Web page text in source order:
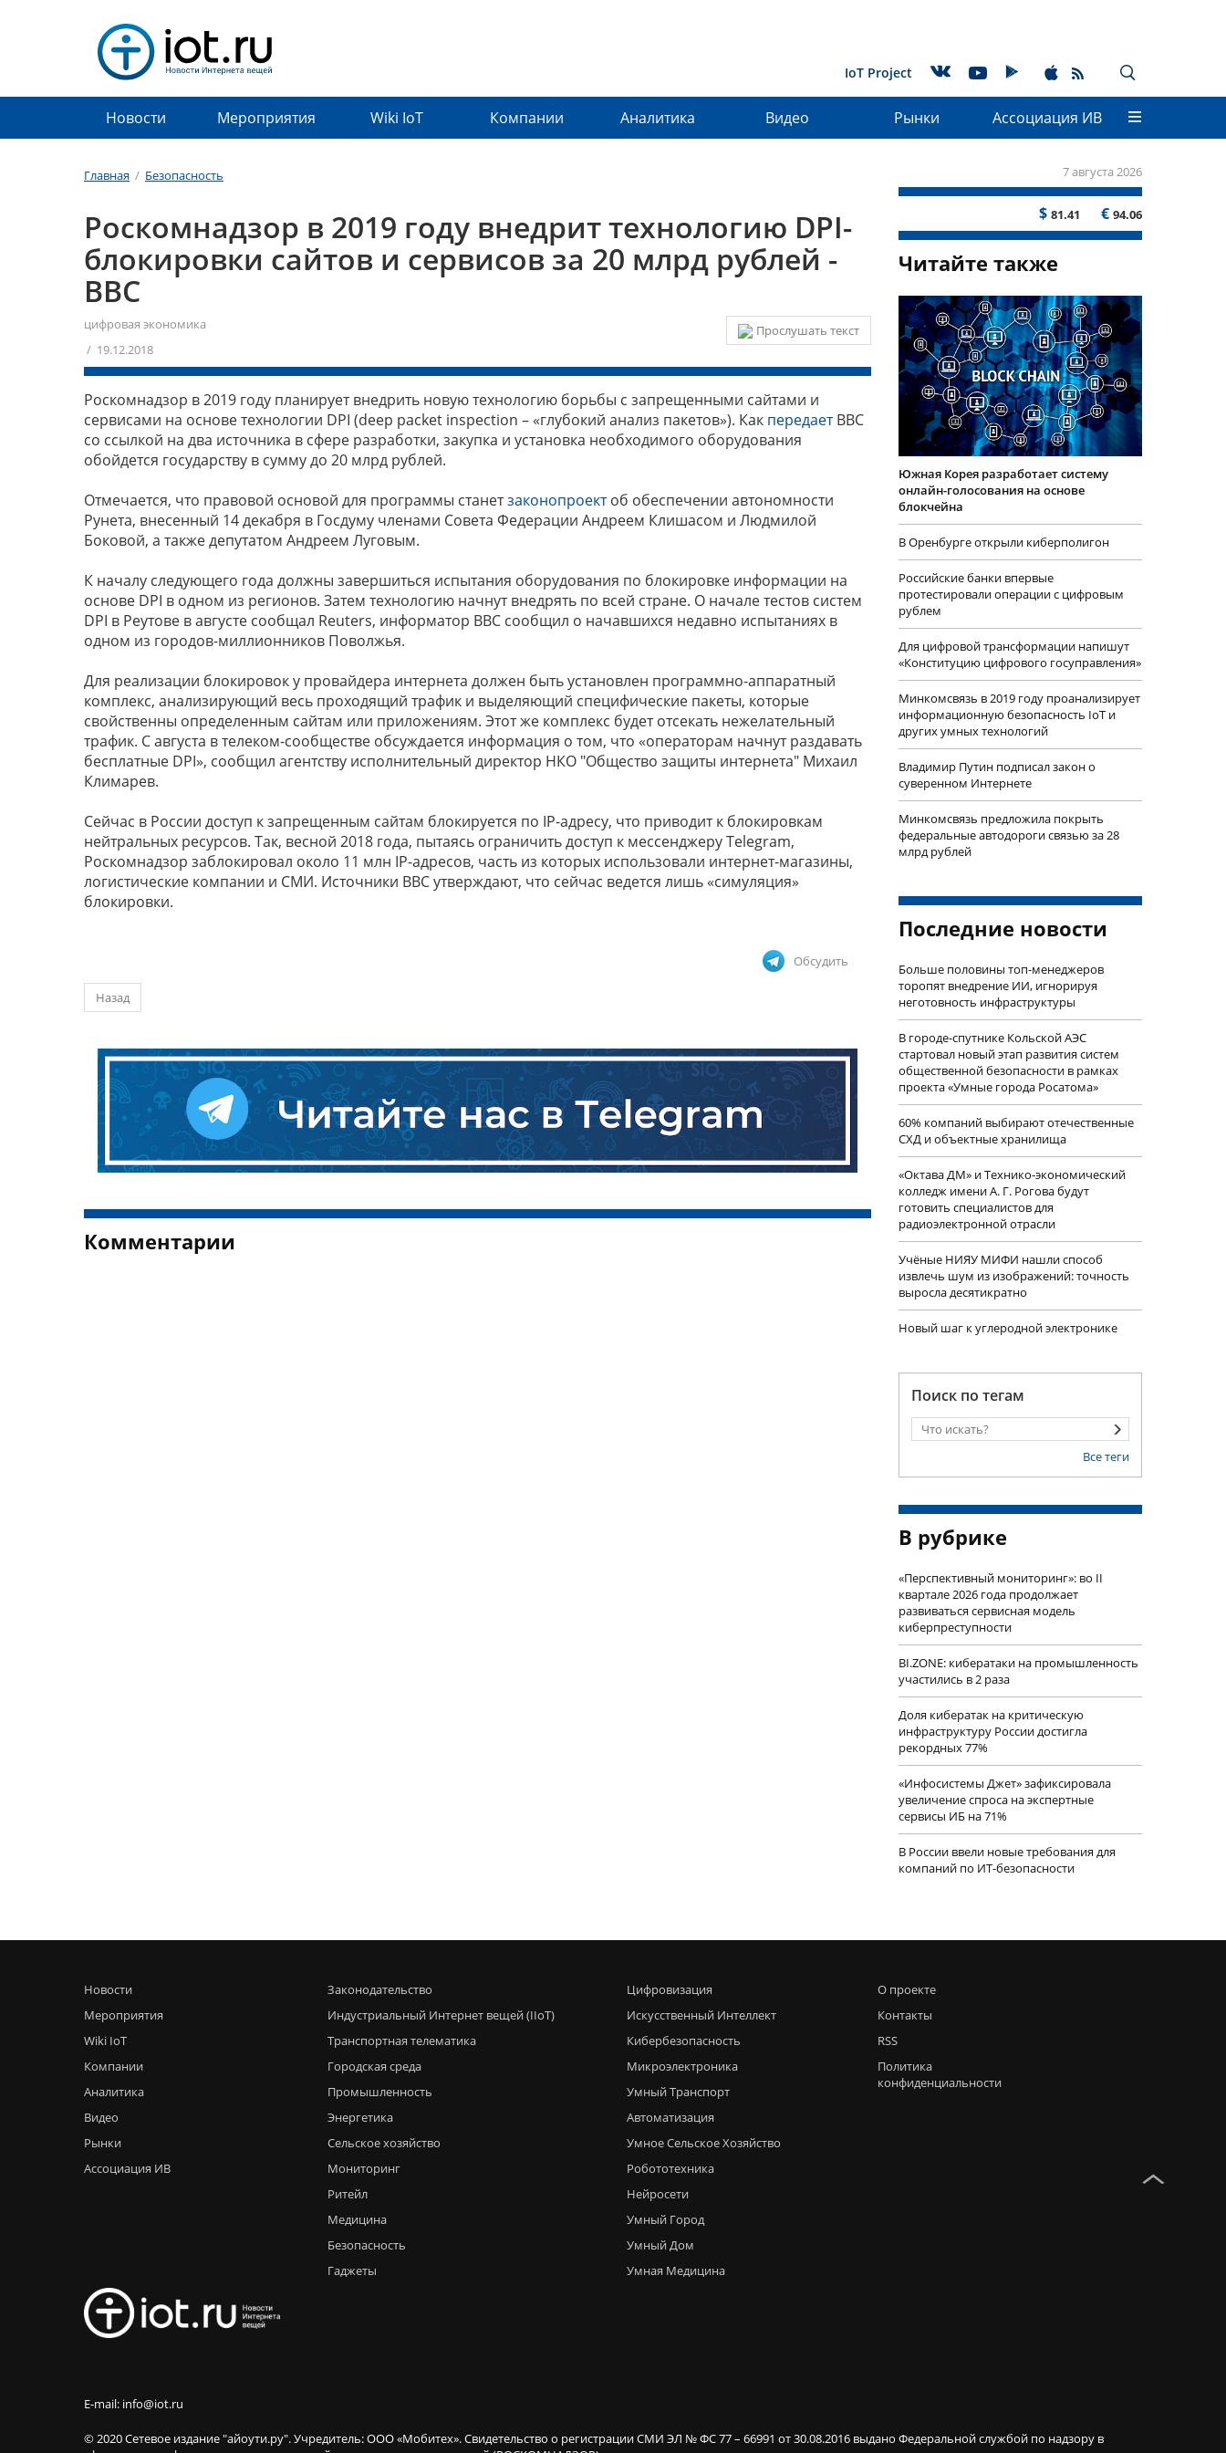
IoT Project
Новости Мероприятия Wiki IoT Компании Аналитика Видео Рынки Ассоциация ИВ
Главная / Безопасность 7 августа 2026
$ 81.41 € 94.06
Роскомнадзор в 2019 году внедрит технологию DPI-
блокировки сайтов и сервисов за 20 млрд рублей -
BBC
Прослушать текст
цифровая экономика
/ 19.12.2018
Роскомнадзор в 2019 году планирует внедрить новую технологию борьбы с запрещенными сайтами и
сервисами на основе технологии DPI (deep packet inspection – «глубокий анализ пакетов»). Как передаетBBC
со ссылкой на два источника в сфере разработки, закупка и установка необходимого оборудования
обойдется государству в сумму до 20 млрд рублей.
Отмечается, что правовой основой для программы станетзаконопроектоб обеспечении автономности
Рунета, внесенный 14 декабря в Госдуму членами Совета Федерации Андреем Клишасом и Людмилой
Боковой, а также депутатом Андреем Луговым.
К началу следующего года должны завершиться испытания оборудования по блокировке информации на
основе DPI в одном из регионов. Затем технологию начнут внедрять по всей стране. О начале тестов систем
DPI в Реутове в августе сообщал Reuters, информатор BBC сообщил о начавшихся недавно испытаниях в
одном из городов-миллионников Поволжья.
Для реализации блокировок у провайдера интернета должен быть установлен программно-аппаратный
комплекс, анализирующий весь проходящий трафик и выделяющий специфические пакеты, которые
свойственны определенным сайтам или приложениям. Этот же комплекс будет отсекать нежелательный
трафик. С августа в телеком-сообществе обсуждается информация о том, что «операторам начнут раздавать
бесплатные DPI», сообщил агентству исполнительный директор НКО "Общество защиты интернета" Михаил
Климарев.
Сейчас в России доступ к запрещенным сайтам блокируется по IP-адресу, что приводит к блокировкам
нейтральных ресурсов. Так, весной 2018 года, пытаясь ограничить доступ к мессенджеру Telegram,
Роскомнадзор заблокировал около 11 млн IP-адресов, часть из которых использовали интернет-магазины,
логистические компании и СМИ. Источники BBС утверждают, что сейчас ведется лишь «симуляция»
блокировки.
Обсудить
Назад
Комментарии
Читайте также
Южная Корея разработает систему
онлайн-голосования на основе
блокчейна
В Оренбурге открыли киберполигон
Российские банки впервые
протестировали операции с цифровым
рублем
Для цифровой трансформации напишут
«Конституцию цифрового госуправления»
Минкомсвязь в 2019 году проанализирует
информационную безопасность IoT и
других умных технологий
Владимир Путин подписал закон о
суверенном Интернете
Минкомсвязь предложила покрыть
федеральные автодороги связью за 28
млрд рублей
Последние новости
Больше половины топ-менеджеров
торопят внедрение ИИ, игнорируя
неготовность инфраструктуры
В городе-спутнике Кольской АЭС
стартовал новый этап развития систем
общественной безопасности в рамках
проекта «Умные города Росатома»
60% компаний выбирают отечественные
СХД и объектные хранилища
«Октава ДМ» и Технико-экономический
колледж имени А. Г. Рогова будут
готовить специалистов для
радиоэлектронной отрасли
Учëные НИЯУ МИФИ нашли способ
извлечь шум из изображений: точность
выросла десятикратно
Новый шаг к углеродной электронике
Поиск по тегам
Все теги
В рубрике
«Перспективный мониторинг»: во II
квартале 2026 года продолжает
развиваться сервисная модель
киберпреступности
BI.ZONE: кибератаки на промышленность
участились в 2 раза
Доля кибератак на критическую
инфраструктуру России достигла
рекордных 77%
«Инфосистемы Джет» зафиксировала
увеличение спроса на экспертные
сервисы ИБ на 71%
В России ввели новые требования для
компаний по ИТ-безопасности
Новости
Мероприятия
Wiki IoT
Компании
Аналитика
Видео
Рынки
Ассоциация ИВ
Законодательство
Индустриальный Интернет вещей (IIoT)
Транспортная телематика
Городская среда
Промышленность
Энергетика
Сельское хозяйство
Мониторинг
Ритейл
Медицина
Безопасность
Гаджеты
Цифровизация
Искусственный Интеллект
Кибербезопасность
Микроэлектроника
Умный Транспорт
Автоматизация
Умное Сельское Хозяйство
Робототехника
Нейросети
Умный Город
Умный Дом
Умная Медицина
О проекте
Контакты
RSS
Политика
конфиденциальности
E-mail: info@iot.ru
© 2020 Сетевое издание "айоути.ру". Учредитель: ООО «Мобитех». Свидетельство о регистрации СМИ ЭЛ № ФС 77 – 66991 от 30.08.2016 выдано Федеральной службой по надзору в